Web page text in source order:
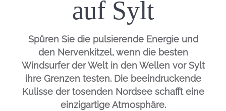
auf Sylt
Spüren Sie die pulsierende Energie und
den Nervenkitzel, wenn die besten
Windsurfer der Welt in den Wellen vor Sylt
ihre Grenzen testen. Die beeindruckende
Kulisse der tosenden Nordsee schafft eine
einzigartige Atmosphäre.